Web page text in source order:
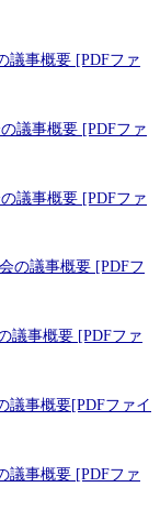
議事概要 [PDFファ
議事概要 [PDFファ
議事概要 [PDFファ
の議事概要 [PDFフ
議事概要 [PDFファ
事概要[PDFファイ
議事概要 [PDFファ